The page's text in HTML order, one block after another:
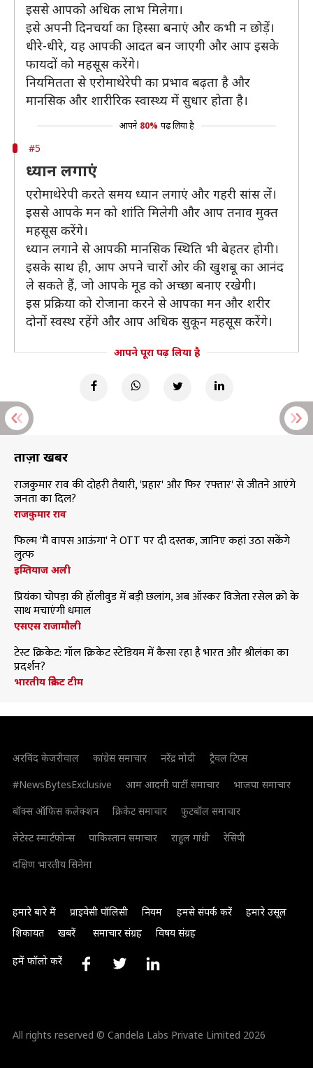
इससे आपको अधिक लाभ मिलेगा।
इसे अपनी दिनचर्या का हिस्सा बनाएं और कभी न छोड़ें।
धीरे-धीरे, यह आपकी आदत बन जाएगी और आप इसके
फायदों को महसूस करेंगे।
नियमितता से एरोमाथेरेपी का प्रभाव बढ़ता है और
मानसिक और शारीरिक स्वास्थ्य में सुधार होता है।
आपने 80% पढ़ लिया है
#5
ध्यान लगाएं
एरोमाथेरेपी करते समय ध्यान लगाएं और गहरी सांस लें।
इससे आपके मन को शांति मिलेगी और आप तनाव मुक्त
महसूस करेंगे।
ध्यान लगाने से आपकी मानसिक स्थिति भी बेहतर होगी।
इसके साथ ही, आप अपने चारों ओर की खुशबू का आनंद
ले सकते हैं, जो आपके मूड को अच्छा बनाए रखेगी।
इस प्रक्रिया को रोजाना करने से आपका मन और शरीर
दोनों स्वस्थ रहेंगे और आप अधिक सुकून महसूस करेंगे।
आपने पूरा पढ़ लिया है
ताज़ा खबरें
राजकुमार राव की दोहरी तैयारी, 'प्रहार' और फिर 'रफ्तार' से जीतने आएंगे
जनता का दिल?
राजकुमार राव
फिल्म 'मैं वापस आऊंगा' ने OTT पर दी दस्तक, जानिए कहां उठा सकेंगे
लुत्फ
इम्तियाज अली
प्रियंका चोपड़ा की हॉलीवुड में बड़ी छलांग, अब ऑस्कर विजेता रसेल क्रो के
साथ मचाएंगी धमाल
एसएस राजामौली
टेस्ट क्रिकेट: गॉल क्रिकेट स्टेडियम में कैसा रहा है भारत और श्रीलंका का
प्रदर्शन?
भारतीय क्रिकेट टीम
अरविंद केजरीवाल कांग्रेस समाचार नरेंद्र मोदी
ट्रैवल टिप्स
#NewsBytesExclusive
आम आदमी पार्टी समाचार
भाजपा समाचार
बॉक्स ऑफिस कलेक्शन
क्रिकेट समाचार
फुटबॉल समाचार
लेटेस्ट स्मार्टफोन्स
पाकिस्तान समाचार राहुल गांधी
रेसिपी
दक्षिण भारतीय सिनेमा
हमारे बारे में प्राइवेसी पॉलिसी नियम हमसे संपर्क करें
हमारे उसूल
शिकायत
खबरें समाचार संग्रह विषय संग्रह
हमें फॉलो करें
All rights reserved © Candela Labs Private Limited 2026